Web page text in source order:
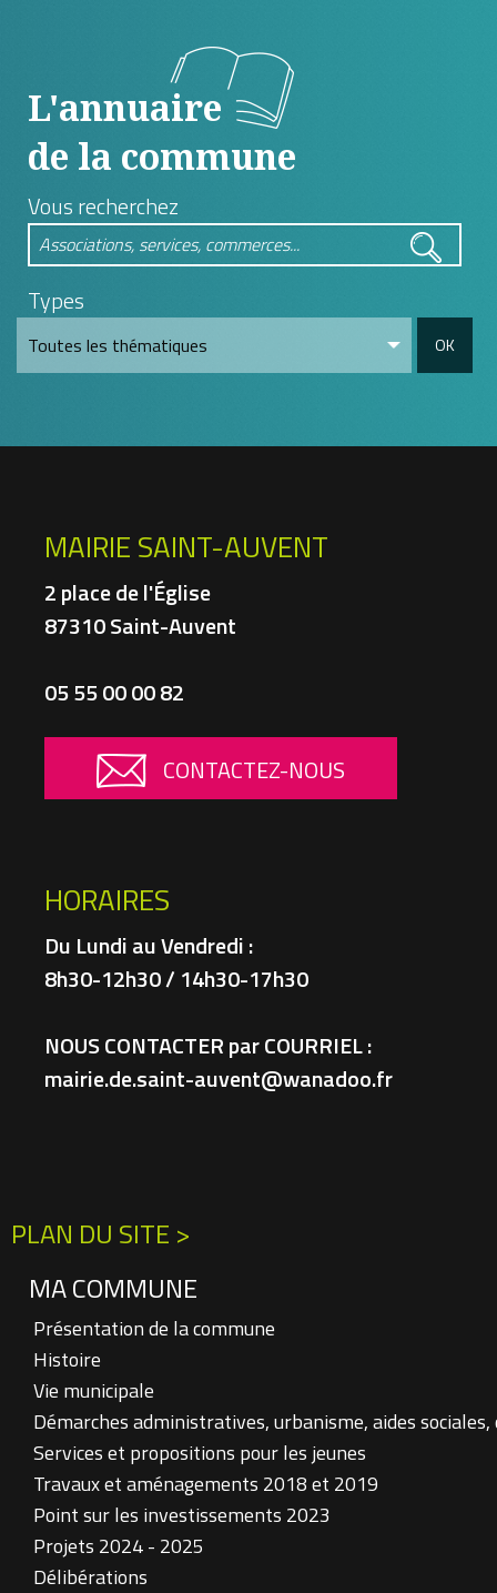
L'annuaire
de la commune
Vous recherchez
Types
OK
MAIRIE SAINT-AUVENT
2 place de l'Église
87310 Saint-Auvent
05 55 00 00 82
CONTACTEZ-NOUS
HORAIRES
Du Lundi au Vendredi :
8h30-12h30 / 14h30-17h30
NOUS CONTACTER par COURRIEL :
mairie.de.saint-auvent@wanadoo.fr
PLAN DU SITE >
MA COMMUNE
Présentation de la commune
Histoire
Vie municipale
Démarches administratives, urbanisme, aides
Services et propositions pour les jeunes
Travaux et aménagements 2018 et 2019
Point sur les investissements 2023
Projets 2024 - 2025
Délibérations